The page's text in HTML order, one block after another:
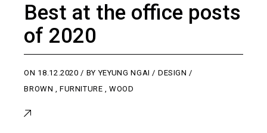
Best at the office posts
of 2020
ON 18.12.2020 BYYEYUNG NGAI
DESIGN
BROWN , FURNITURE ,WOOD